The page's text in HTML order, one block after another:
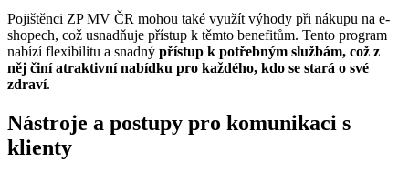
Pojištěnci ZP MV ČR mohou také využít výhody při nákupu na e-
shopech, což usnadňuje přístup k těmto benefitům. Tento program
nabízí flexibilitu a snadný přístup k potřebným službám, což z
něj činí atraktivní nabídku pro každého, kdo se stará o své
zdraví.
Nástroje a postupy pro komunikaci s
klienty